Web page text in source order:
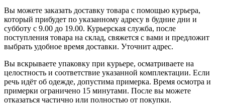
Вы можете заказать доставку товара с помощью курьера,
который прибудет по указанному адресу в будние дни и
субботу с 9.00 до 19.00. Курьерская служба, после
поступления товара на склад, свяжется с вами и предложит
выбрать удобное время доставки. Уточнит адрес.
Вы вскрываете упаковку при курьере, осматриваете на
целостность и соответствие указанной комплектации. Если
речь идёт об одежде, допустима примерка. Время осмотра и
примерки ограничено 15 минутами. После вы можете
отказаться частично или полностью от покупки.